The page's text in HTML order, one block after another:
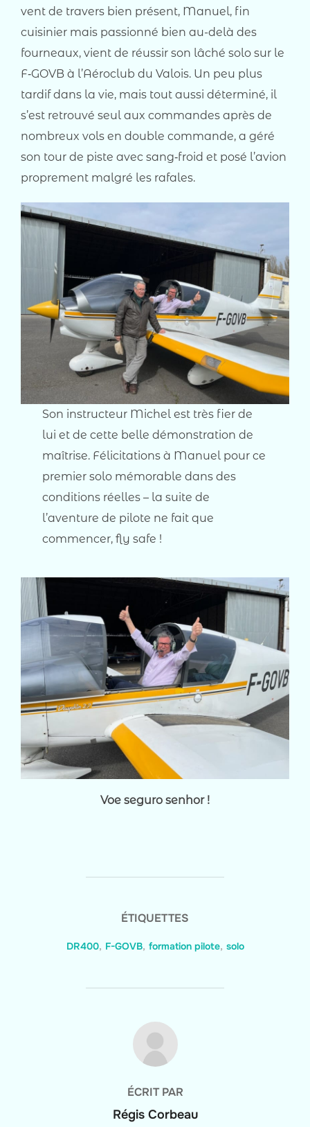
vent de travers bien présent, Manuel, fin
cuisinier mais passionné bien au-delà des
fourneaux, vient de réussir son lâché solo sur le
F‑GOVB à l’Aéroclub du Valois. Un peu plus
tardif dans la vie, mais tout aussi déterminé, il
s’est retrouvé seul aux commandes après de
nombreux vols en double commande, a géré
son tour de piste avec sang‑froid et posé l’avion
proprement malgré les rafales.
Son instructeur Michel est très fier de
lui et de cette belle démonstration de
maîtrise. Félicitations à Manuel pour ce
premier solo mémorable dans des
conditions réelles – la suite de
l’aventure de pilote ne fait que
commencer, fly safe !
Voe seguro senhor !
ÉTIQUETTES
DR400, F-GOVB, formation pilote, solo
AUTEUR DE LA PUBLICATION
ÉCRIT PAR
Régis Corbeau